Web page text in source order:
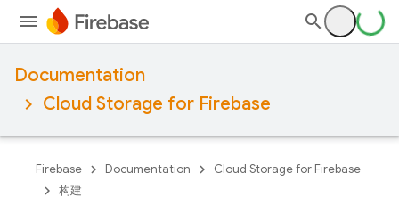
Documentation
Cloud Storage for Firebase
Firebase Documentation
Cloud Storage for Firebase
构建